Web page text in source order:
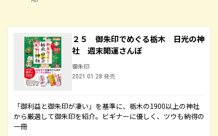
２５ 御朱印でめぐる栃木 日光の神
社 週末開運さんぽ
御朱印
2021.01.28 発売
「御利益と御朱印が凄い」を基準に、栃木の1900以上の神社
から厳選して御朱印を紹介。ビギナーに優しく、ツウも納得の
一冊